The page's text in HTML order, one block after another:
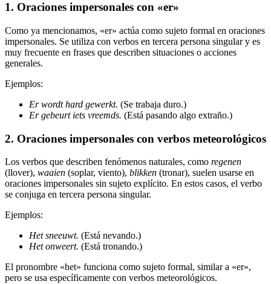
1. Oraciones impersonales con «er»
Como ya mencionamos, «er» actúa como sujeto formal en oraciones
impersonales. Se utiliza con verbos en tercera persona singular y es
muy frecuente en frases que describen situaciones o acciones
generales.
Ejemplos:
Er wordt hard gewerkt. (Se trabaja duro.)
Er gebeurt iets vreemds. (Está pasando algo extraño.)
2. Oraciones impersonales con verbos meteorológicos
Los verbos que describen fenómenos naturales, como regenen
(llover), waaien (soplar, viento), blikken (tronar), suelen usarse en
oraciones impersonales sin sujeto explícito. En estos casos, el verbo
se conjuga en tercera persona singular.
Ejemplos:
Het sneeuwt. (Está nevando.)
Het onweert. (Está tronando.)
El pronombre «het» funciona como sujeto formal, similar a «er»,
pero se usa específicamente con verbos meteorológicos.